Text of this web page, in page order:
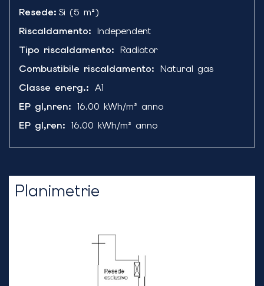
Resede: Sì (5 m²)
Riscaldamento: Independent
Tipo riscaldamento: Radiator
Combustibile riscaldamento: Natural gas
Classe energ.: A1
EP gl,nren: 16.00 kWh/m² anno
EP gl,ren: 16.00 kWh/m² anno
Planimetrie